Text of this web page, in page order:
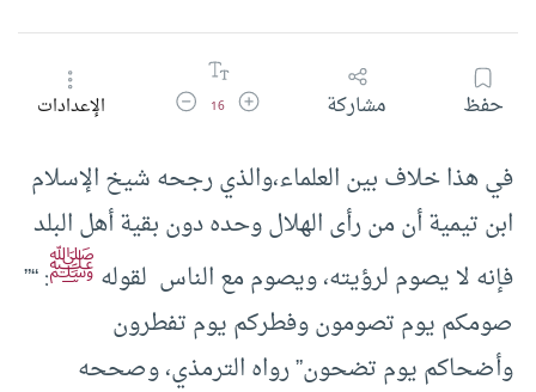
حفظ مشاركة زيادة حجم الخط
16 تقليل حجم الخطالإعدادات
في هذا خلاف بين العلماء،والذي رجحه شيخ الإسلام
ابن تيمية أن من رأى الهلال وحده دون بقية أهل البلد
فإنه لا يصوم لرؤيته، ويصوم مع الناس لقولهﷺ: “”
صومكم يوم تصومون وفطركم يوم تفطرون
وأضحاكم يوم تضحون” رواه الترمذي، وصححه